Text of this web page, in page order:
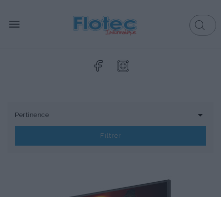

Pertinence 
Filtrer